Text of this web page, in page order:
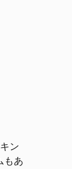
ン
もあ